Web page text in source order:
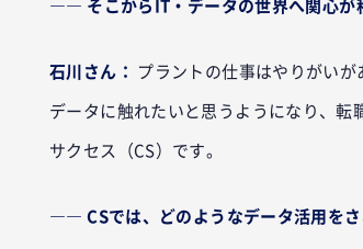
―― そこからIT・データの世界へ関心が
石川さん： プラントの仕事はやりがい
データに触れたいと思うようになり、転
サクセス（CS）です。
―― CSでは、どのようなデータ活用をさ